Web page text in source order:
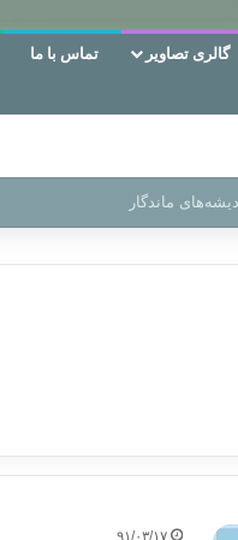
گالری تصاویر تماس با ما
۹۱/۰۳/۱۷